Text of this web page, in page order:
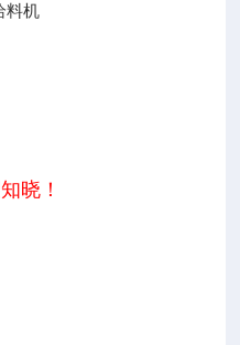
料机
晓！